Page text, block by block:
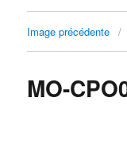
Image précédente
MO-